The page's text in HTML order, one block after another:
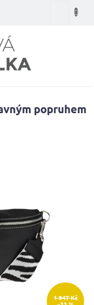
Nákupní
popruhem
1 947 Kč